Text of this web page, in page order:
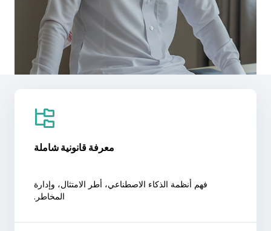
معرفة قانونية شاملة
فهم أنظمة الذكاء الاصطناعي، أطر الامتثال، وإدارة
المخاطر.